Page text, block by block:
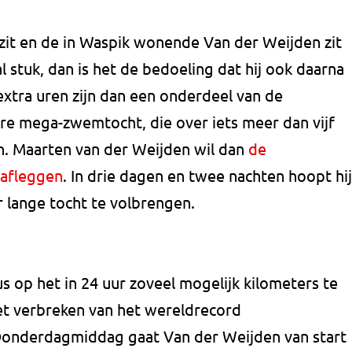
en de in Waspik wonende Van der Weijden zit
stuk, dan is het de bedoeling dat hij ook daarna
uren zijn dan een onderdeel van de
mega-zwemtocht, die over iets meer dan vijf
Maarten van der Weijden wil dan de
. In drie dagen en twee nachten hoopt hij
lange tocht te volbrengen.
op het in 24 uur zoveel mogelijk kilometers te
verbreken van het wereldrecord
gaat Van der Weijden van start